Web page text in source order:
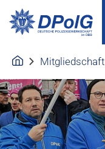
Mitgliedschaft